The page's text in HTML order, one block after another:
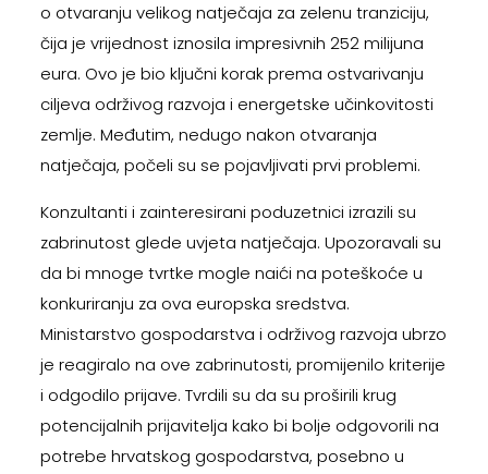
o otvaranju velikog natječaja za zelenu tranziciju,
čija je vrijednost iznosila impresivnih 252 milijuna
eura. Ovo je bio ključni korak prema ostvarivanju
ciljeva održivog razvoja i energetske učinkovitosti
zemlje. Međutim, nedugo nakon otvaranja
natječaja, počeli su se pojavljivati prvi problemi.
Konzultanti i zainteresirani poduzetnici izrazili su
zabrinutost glede uvjeta natječaja. Upozoravali su
da bi mnoge tvrtke mogle naići na poteškoće u
konkuriranju za ova europska sredstva.
Ministarstvo gospodarstva i održivog razvoja ubrzo
je reagiralo na ove zabrinutosti, promijenilo kriterije
i odgodilo prijave. Tvrdili su da su proširili krug
potencijalnih prijavitelja kako bi bolje odgovorili na
potrebe hrvatskog gospodarstva, posebno u